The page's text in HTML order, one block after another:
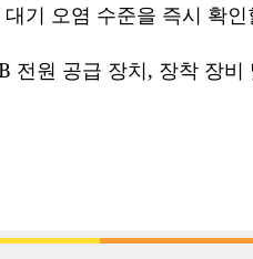
기 오염 수준을 즉시 확
전원 공급 장치, 장착 장비